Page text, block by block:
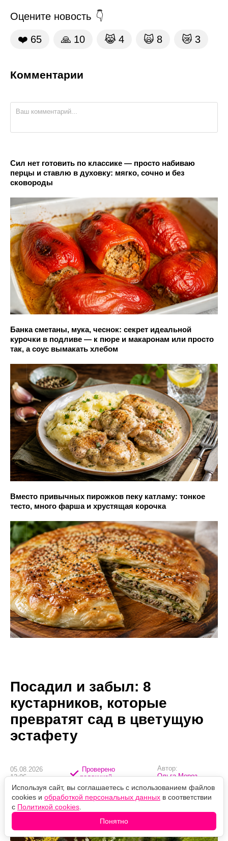
Оцените новость
❤️ 65 🙏 10 😹 4 🙀 8 😿 3
Комментарии
Сил нет готовить по классике — просто набиваю
перцы и ставлю в духовку: мягко, сочно и без
сковороды
Банка сметаны, мука, чеснок: секрет идеальной
курочки в подливе — к пюре и макаронам или просто
так, а соус вымакать хлебом
Вместо привычных пирожков пеку катламу: тонкое
тесто, много фарша и хрустящая корочка
Посадил и забыл: 8
кустарников, которые
превратят сад в цветущую
эстафету
05.08.2026
13:06
Проверено
редакцией
Автор:
Ольга Мороз
Соберите такую «команду» — и сад
будет в цвету почти весь год!
Используя сайт, вы соглашаетесь с использованием файлов
cookies и обработкой персональных данных в соответствии
с Политикой cookies
Понятно